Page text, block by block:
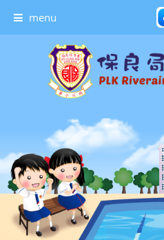
menu